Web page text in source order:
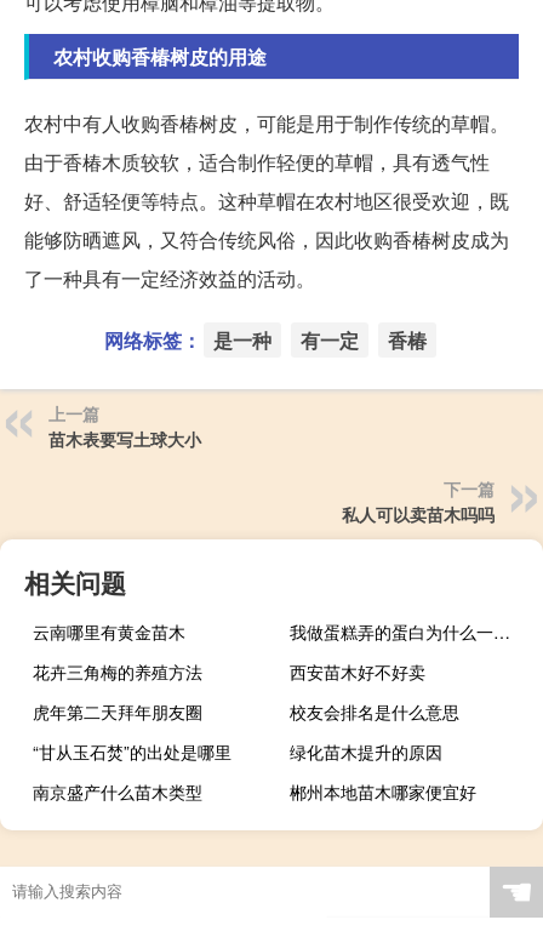
农村收购香椿树皮的用途
农村中有人收购香椿树皮，可能是用于制作传统的草帽。
由于香椿木质较软，适合制作轻便的草帽，具有透气性
好、舒适轻便等特点。这种草帽在农村地区很受欢迎，既
能够防晒遮风，又符合传统风俗，因此收购香椿树皮成为
了一种具有一定经济效益的活动。
网络标签： 是一种 有一定 香椿
上一篇
苗木表要写土球大小
下一篇
私人可以卖苗木吗吗
相关问题
云南哪里有黄金苗木
我做蛋糕弄的蛋白为什么一直硬不起来 蛋白打发不起来怎么办
花卉三角梅的养殖方法
西安苗木好不好卖
虎年第二天拜年朋友圈
校友会排名是什么意思
“甘从玉石焚”的出处是哪里
绿化苗木提升的原因
南京盛产什么苗木类型
郴州本地苗木哪家便宜好
☚